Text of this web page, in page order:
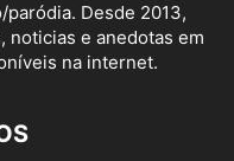
Desde 2013,
noticias e anedotas em
na internet.